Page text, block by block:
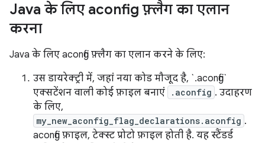
Java के लिए aconfig फ़्लैग का एलान
करना
Java के लिए aconfig फ़्लैग का एलान करने के लिए:
उस डायरेक्ट्री में, जहां नया कोड मौजूद है, `.aconfig`
एक्सटेंशन वाली कोई फ़ाइल बनाएं
.aconfig . उदाहरण
के लिए,
my_new_aconfig_flag_declarations.aconfig .
aconfig फ़ाइल, टेक्स्ट प्रोटो फ़ाइल होती है. यह स्टैंडर्ड